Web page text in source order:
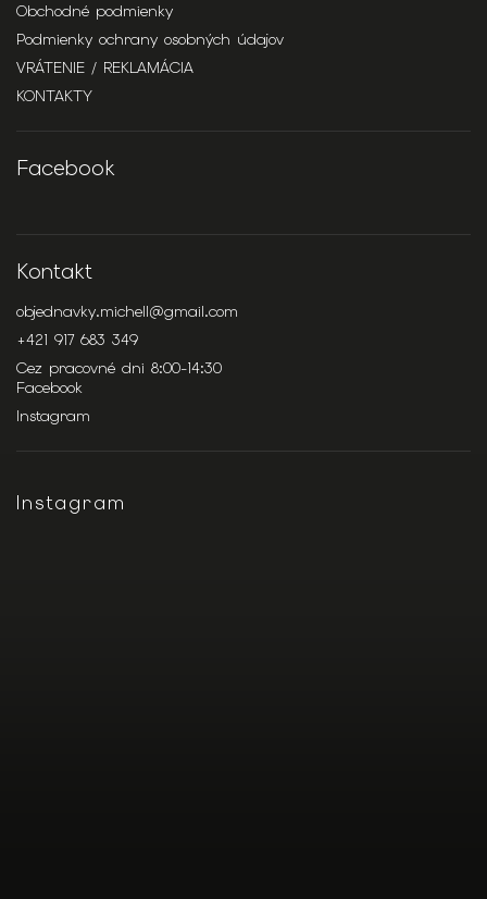
Obchodné podmienky
Podmienky ochrany osobných údajov
VRÁTENIE / REKLAMÁCIA
KONTAKTY
Facebook
Kontakt
objednavky.michell@gmail.com
+421 917 683 349
Cez pracovné dni 8:00-14:30
Facebook
Instagram
Instagram